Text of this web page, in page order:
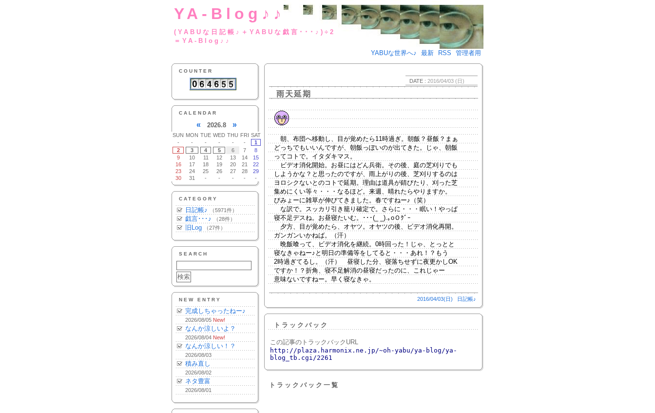
YA-Blog♪♪
(YABUな日記帳♪＋YABUな戯言･･･♪)÷2
＝YA-Blog♪♪
YABUな世界へ♪
最新 RSS 管理者用
COUNTER
CALENDAR
« 2026.8 »
SUN MON TUE WED THU FRI SAT
-
- - - - -
1
2
3 4 5 6 7
8
9
10 11 12 13 14
15
16
17 18 19 20 21
22
23
24 25 26 27 28
29
30
31 - - - - -
CATEGORY
日記帳♪ （5971件）
戯言･･･♪ （28件）
旧Log （27件）
SEARCH
NEW ENTRY
完成しちゃったねー♪
2026/08/05 New!
なんか涼しいよ？
2026/08/04 New!
なんか涼しい！？
2026/08/03
積み直し
2026/08/02
ネタ豊富
2026/08/01
DATE : 2016/04/03 (日)
雨天延期
朝、布団へ移動し、目が覚めたら11時過ぎ。朝飯？昼飯？まぁ
どっちでもいいんですが、朝飯っぽいのが出てきた。じゃ、朝飯
ってコトで。イタダキマス。
ビデオ消化開始。お昼にはどん兵衛。その後、庭の芝刈りでも
しようかな？と思ったのですが、雨上がりの後、芝刈りするのは
ヨロシクないとのコトで延期。理由は道具が錆びたり、刈った芝
集めにくい等々・・・なるほど。来週、晴れたらやりますか。
びみょーに雑草が伸びてきました。春ですねー♪（笑）
な訳で。スッカリ引き籠り確定で。さらに・・・眠い！やっぱ
寝不足デスね。お昼寝たいむ。･･･(_ _).｡oＯｸﾞｰ
夕方、目が覚めたら、オヤツ。オヤツの後、ビデオ消化再開。
ガンガンいかねば。（汗）
晩飯喰って、ビデオ消化を継続。0時回った！じゃ、とっとと
寝なきゃねー♪と明日の準備等をしてると・・・あれ！？もう
2時過ぎてるし。（汗） 昼寝した分、寝落ちせずに夜更かしOK
ですか！？折角、寝不足解消の昼寝だったのに、これじゃー
意味ないですねー。早く寝なきゃ。
2016/04/03(日) 日記帳♪
トラックバック
この記事のトラックバックURL
http://plaza.harmonix.ne.jp/~oh-yabu/ya-blog/ya-
blog_tb.cgi/2261
トラックバック一覧